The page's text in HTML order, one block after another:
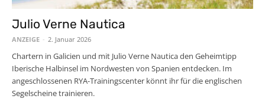
Julio Verne Nautica
ANZEIGE - 2. Januar 2026
Chartern in Galicien und mit Julio Verne Nautica den Geheimtipp
Iberische Halbinsel im Nordwesten von Spanien entdecken. Im
angeschlossenen RYA-Trainingscenter könnt ihr für die englischen
Segelscheine trainieren.